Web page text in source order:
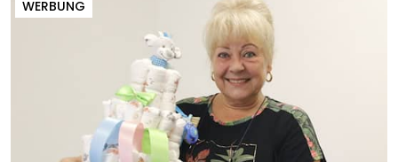
WERBUNG